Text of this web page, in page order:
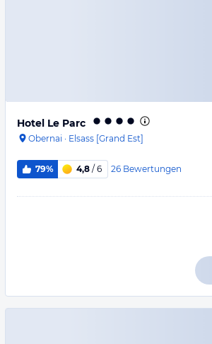
Hotel Le Parc
Obernai · Elsass [Grand Est]
79% 4,8 / 6 26 Bewertungen